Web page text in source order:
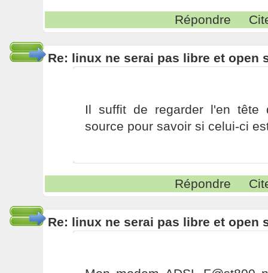
Répondre
Re: linux ne serai pas libre et open
Il suffit de regarder l'en tête
source pour savoir si celui-ci
Répondre
Re: linux ne serai pas libre et open